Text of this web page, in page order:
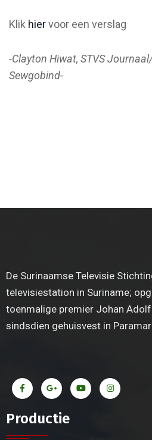
Klik hiervoor een verslag
-Clayton Hiwat, STVS
Sewgobind-
De Surinaamse Televisie
televisiestation in Suriname;
toenmalige premier Johan Adolf
sindsdien gehuisvest in
Productie